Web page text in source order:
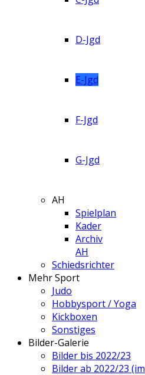
D-Jgd
E-Jgd
F-Jgd
G-Jgd
AH
Spielplan
Kader
Archiv
AH
Schiedsrichter
Mehr Sport
Judo
Hobbysport / Yoga
Kickboxen
Sonstiges
Bilder-Galerie
Bilder bis 2022/23
Bilder ab 2022/23 (im